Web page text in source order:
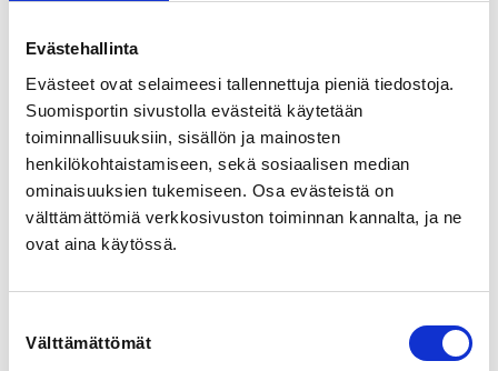
Evästehallinta
Evästeet ovat selaimeesi tallennettuja pieniä tiedostoja.
Suomisportin sivustolla evästeitä käytetään
toiminnallisuuksiin, sisällön ja mainosten
henkilökohtaistamiseen, sekä sosiaalisen median
ominaisuuksien tukemiseen. Osa evästeistä on
välttämättömiä verkkosivuston toiminnan kannalta, ja ne
ovat aina käytössä.
valinta
Välttämättömät
SPORTS
REGISTRATION PERIOD
Th 5.3.2026 at 13:45 - We 15.4.2026 at 23:59
PRICES
Osallistuminen la - su 160,00 € -
Sis. majoituksen 2hh, ruokailut (lounas la ja su,
Osallistuminen la - su, ilman majoitusta 130,00 € -
Sis ruokailut (lounas la ja su, päivällinen ja iltapala la)